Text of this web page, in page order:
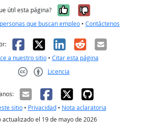
útil esta página? Sí, fue útil
No, no fue
que buscan empleo • Contáctenos
Facebook
X LinkedIn
RedditCorreo
a nuestro sitio• Citar esta página
Licencia
sitio• Privacidad• Nota aclaratoria
actualizado el 19 de mayo de 2026